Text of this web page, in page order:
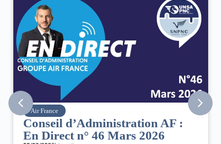
AF :
46 Mars 2026
8 mars :
des droits